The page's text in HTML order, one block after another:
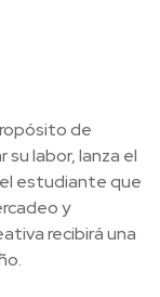
de
labor, lanza el
estudiante que
y
recibirá una